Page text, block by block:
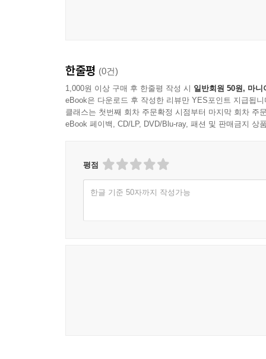
한줄평 (0건)
1,000원 이상 구매 후 한줄평 작성 시 일반회원 50원, 마니
eBook은 다운로드 후 작성한 리뷰만 YES포인트 지급됩니
클래스는 첫번째 회차 주문확정 시점부터 마지막 회차 주
eBook 페이백, CD/LP, DVD/Blu-ray, 패션 및 판매금지 상
평점
한글 기준 50자까지 작성가능